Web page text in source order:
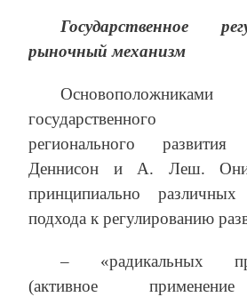
Государственное
рыночный механизм
государственного
регионального
Деннисон и А. Леш. Они
принципиально различных
подхода к регулированию
– «радикальных
(активное